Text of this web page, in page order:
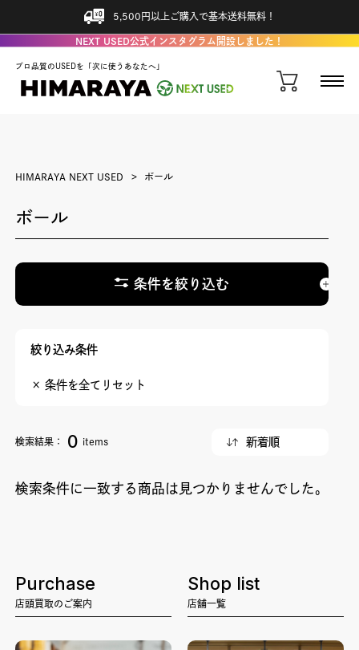
5,500円以上ご購入で基本送料無料！
NEXT USED公式インスタグラム開設しました！
プロ品質のUSEDを「次に使うあなたへ」
HIMARAYA NEXT USED ボール
ボール
条件を絞り込む
絞り込み条件
× 条件を全てリセット
検索結果： 0 items
検索条件に一致する商品は見つかりませんでした。
Purchase
店頭買取のご案内
Shop list
店舗一覧